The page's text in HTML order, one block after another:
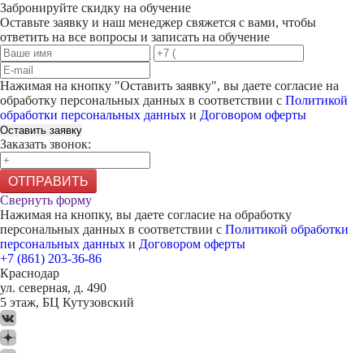
Забронируйте скидку на обучение
Оставьте заявку и наш менеджер свяжется с вами, чтобы
ответить на все вопросы и записать на обучение
Нажимая на кнопку "Оставить заявку", вы даете согласие на
обработку персональных данных в соответствии с Политикой
обработки персональных данных и Договором оферты
Оставить заявку
Заказать звонок:
ОТПРАВИТЬ
Свернуть форму
Нажимая на кнопку, вы даете согласие на обработку
персональных данных в соответствии с Политикой обработки
персональных данных и Договором оферты
+7 (861) 203-36-86
Краснодар
ул. северная, д. 490
5 этаж, БЦ Кутузовский